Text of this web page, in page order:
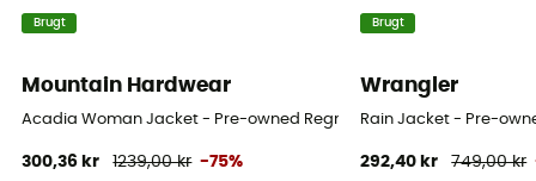
Brugt
Mountain Hardwear
Acadia Woman Jacket - Pre-owned Regnjakke - Damer - Blå olie -
300,36 kr 1239,00 kr -75%
Brugt
Wrangler
Rain Jacket - Pre-
292,40 kr 749,00 kr